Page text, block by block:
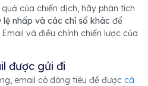
của chiến dịch, hãy phân tích
lệ nhấp và các chỉ số khác để
và điều chỉnh chiến lược của
được gửi đi
email có dòng tiêu đề được cá